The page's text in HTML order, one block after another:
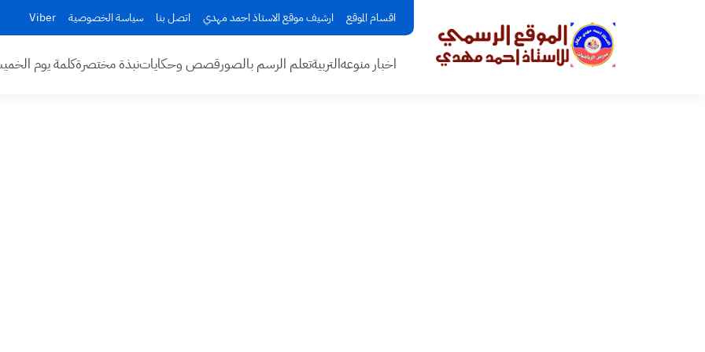
اقسام الموقع ارشيف موقع الاستاذ احمد مهدي اتصل بنا سياسة الخصوصية Viber
اخبار منوعهالتربيةتعلم الرسم بالصورقصص وحكاياتنبذة مختصرةكلمة يوم